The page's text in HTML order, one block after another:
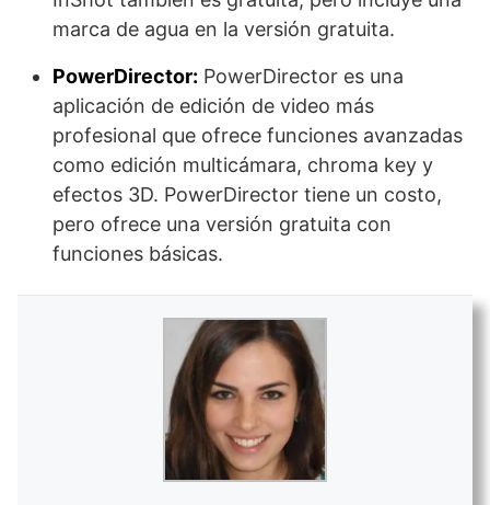
marca de agua en la versión gratuita.
PowerDirector: PowerDirector es una
aplicación de edición de video más
profesional que ofrece funciones avanzadas
como edición multicámara, chroma key y
efectos 3D. PowerDirector tiene un costo,
pero ofrece una versión gratuita con
funciones básicas.